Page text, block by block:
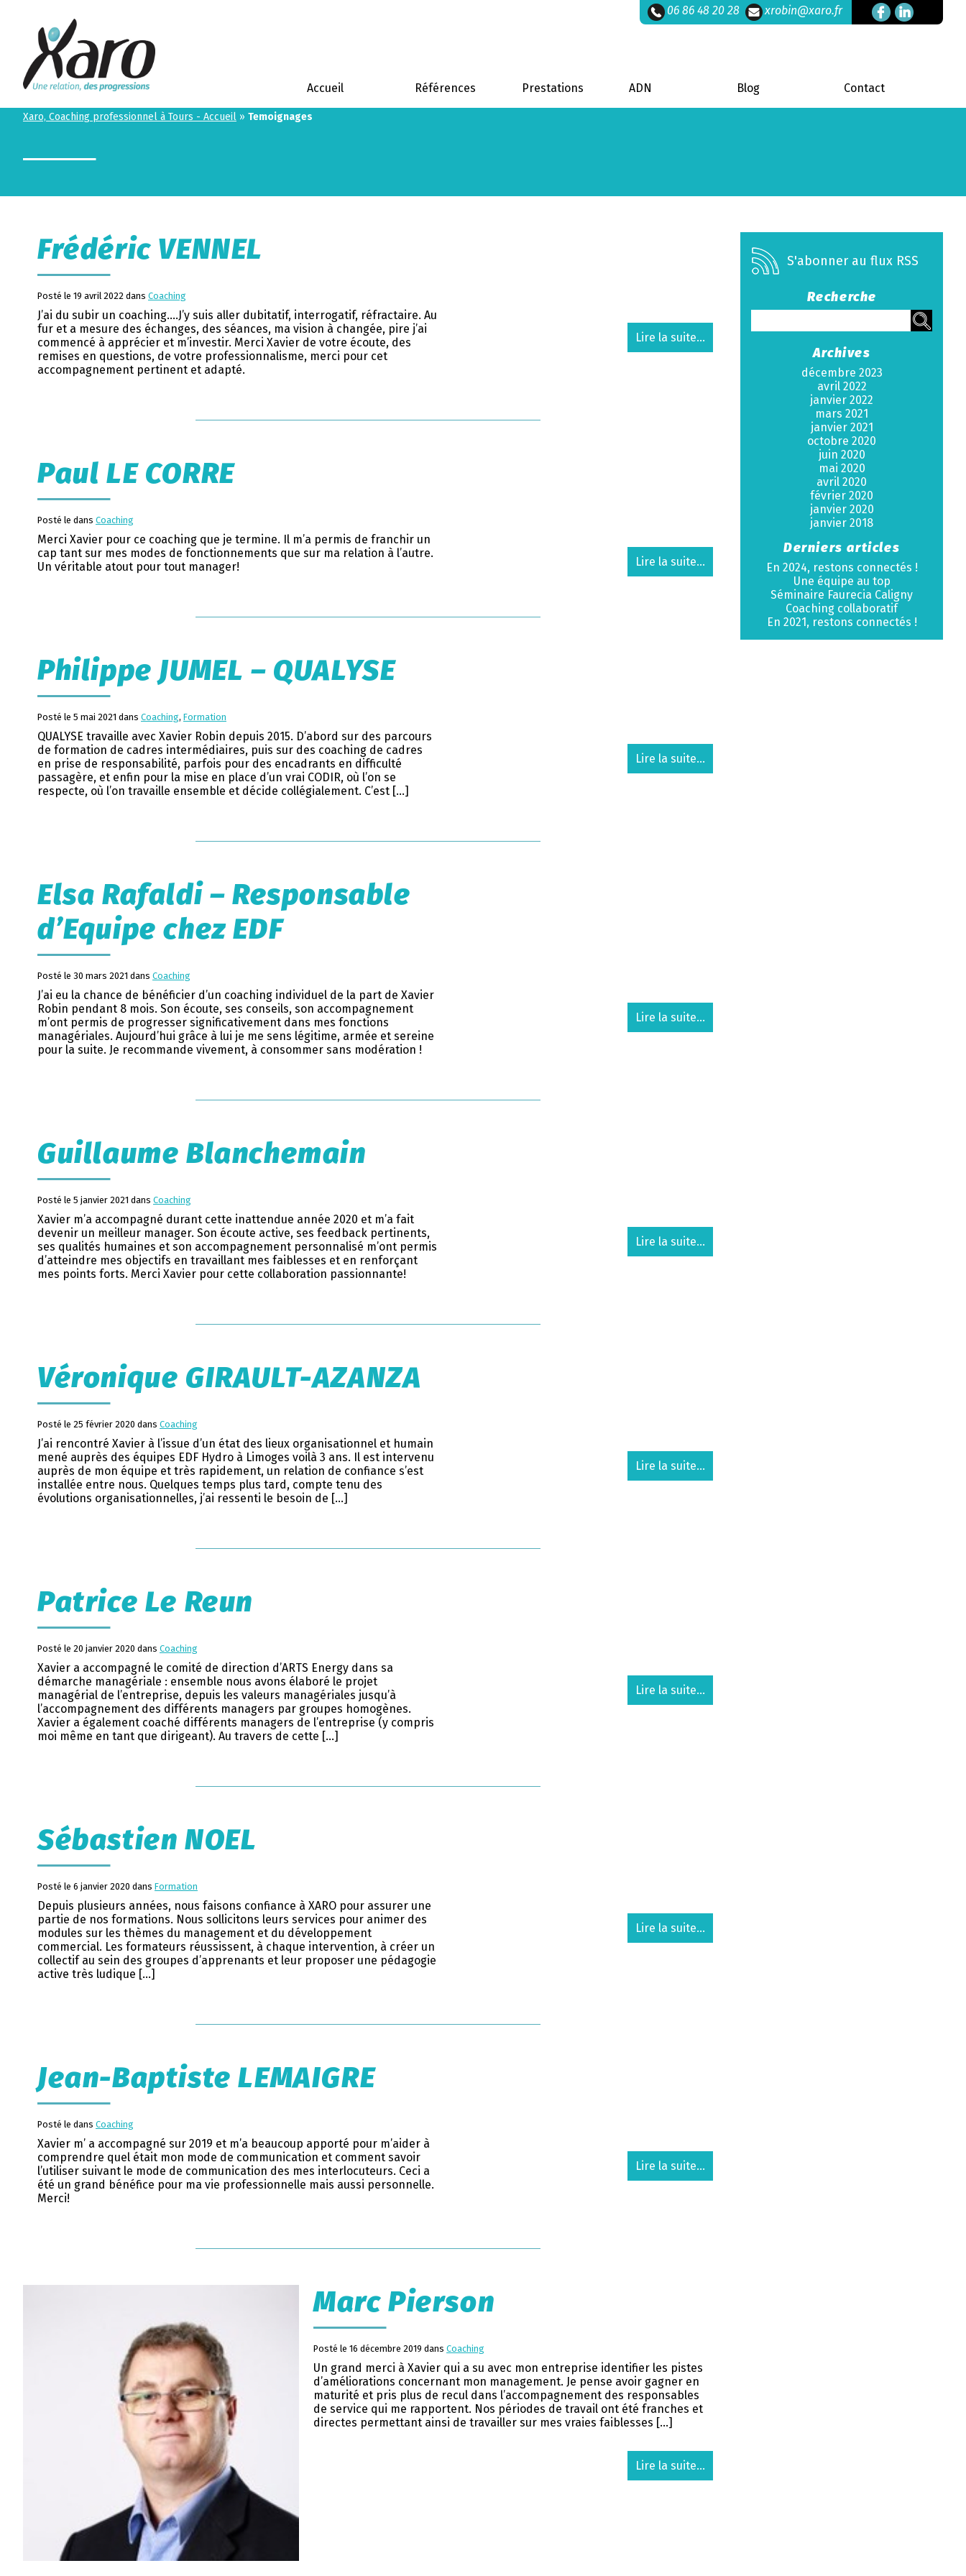
06 86 48 20 28 xrobin@xaro.fr
Accueil Références Prestations ADN Blog Contact
Xaro, Coaching professionnel à Tours - Accueil » Temoignages
Frédéric VENNEL
Posté le 19 avril 2022 dans Coaching
J’ai du subir un coaching….J’y suis aller dubitatif, interrogatif, réfractaire. Au
fur et a mesure des échanges, des séances, ma vision à changée, pire j’ai
commencé à apprécier et m’investir. Merci Xavier de votre écoute, des
remises en questions, de votre professionnalisme, merci pour cet
accompagnement pertinent et adapté.
Lire la suite...
Paul LE CORRE
Posté le dans Coaching
Merci Xavier pour ce coaching que je termine. Il m’a permis de franchir un
cap tant sur mes modes de fonctionnements que sur ma relation à l’autre.
Un véritable atout pour tout manager!
Lire la suite...
Philippe JUMEL – QUALYSE
Posté le 5 mai 2021 dans Coaching, Formation
QUALYSE travaille avec Xavier Robin depuis 2015. D’abord sur des parcours
de formation de cadres intermédiaires, puis sur des coaching de cadres
en prise de responsabilité, parfois pour des encadrants en difficulté
passagère, et enfin pour la mise en place d’un vrai CODIR, où l’on se
respecte, où l’on travaille ensemble et décide collégialement. C’est […]
Lire la suite...
Elsa Rafaldi – Responsable
d’Equipe chez EDF
Posté le 30 mars 2021 dans Coaching
J’ai eu la chance de bénéficier d’un coaching individuel de la part de Xavier
Robin pendant 8 mois. Son écoute, ses conseils, son accompagnement
m’ont permis de progresser significativement dans mes fonctions
managériales. Aujourd’hui grâce à lui je me sens légitime, armée et sereine
pour la suite. Je recommande vivement, à consommer sans modération !
Lire la suite...
Guillaume Blanchemain
Posté le 5 janvier 2021 dans Coaching
Xavier m’a accompagné durant cette inattendue année 2020 et m’a fait
devenir un meilleur manager. Son écoute active, ses feedback pertinents,
ses qualités humaines et son accompagnement personnalisé m’ont permis
d’atteindre mes objectifs en travaillant mes faiblesses et en renforçant
mes points forts. Merci Xavier pour cette collaboration passionnante!
Lire la suite...
Véronique GIRAULT-AZANZA
Posté le 25 février 2020 dans Coaching
J’ai rencontré Xavier à l’issue d’un état des lieux organisationnel et humain
mené auprès des équipes EDF Hydro à Limoges voilà 3 ans. Il est intervenu
auprès de mon équipe et très rapidement, un relation de confiance s’est
installée entre nous. Quelques temps plus tard, compte tenu des
évolutions organisationnelles, j’ai ressenti le besoin de […]
Lire la suite...
Patrice Le Reun
Posté le 20 janvier 2020 dans Coaching
Xavier a accompagné le comité de direction d’ARTS Energy dans sa
démarche managériale : ensemble nous avons élaboré le projet
managérial de l’entreprise, depuis les valeurs managériales jusqu’à
l’accompagnement des différents managers par groupes homogènes.
Xavier a également coaché différents managers de l’entreprise (y compris
moi même en tant que dirigeant). Au travers de cette […]
Lire la suite...
Sébastien NOEL
Posté le 6 janvier 2020 dans Formation
Depuis plusieurs années, nous faisons confiance à XARO pour assurer une
partie de nos formations. Nous sollicitons leurs services pour animer des
modules sur les thèmes du management et du développement
commercial. Les formateurs réussissent, à chaque intervention, à créer un
collectif au sein des groupes d’apprenants et leur proposer une pédagogie
active très ludique […]
Lire la suite...
Jean-Baptiste LEMAIGRE
Posté le dans Coaching
Xavier m’ a accompagné sur 2019 et m’a beaucoup apporté pour m’aider à
comprendre quel était mon mode de communication et comment savoir
l’utiliser suivant le mode de communication des mes interlocuteurs. Ceci a
été un grand bénéfice pour ma vie professionnelle mais aussi personnelle.
Merci!
Lire la suite...
Marc Pierson
Posté le 16 décembre 2019 dans Coaching
Un grand merci à Xavier qui a su avec mon entreprise identifier les pistes
d’améliorations concernant mon management. Je pense avoir gagner en
maturité et pris plus de recul dans l’accompagnement des responsables
de service qui me rapportent. Nos périodes de travail ont été franches et
directes permettant ainsi de travailler sur mes vraies faiblesses […]
Lire la suite...
S'abonner au flux RSS
Recherche
Archives
décembre 2023
avril 2022
janvier 2022
mars 2021
janvier 2021
octobre 2020
juin 2020
mai 2020
avril 2020
février 2020
janvier 2020
janvier 2018
Derniers articles
En 2024, restons connectés !
Une équipe au top
Séminaire Faurecia Caligny
Coaching collaboratif
En 2021, restons connectés !